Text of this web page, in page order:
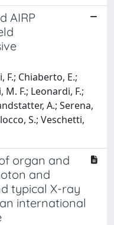
AIRP
F.; Chiaberto, E.;
F.; Leonardi, F.;
A.; Serena,
S.; Veschetti,
organ and
and
typical X-ray
international